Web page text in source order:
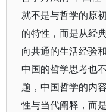
就不是与哲学的原
的特性，而是从经
向共通的生活经验
中国的哲学思考也
题，中国哲学的内
性与当代阐释，而